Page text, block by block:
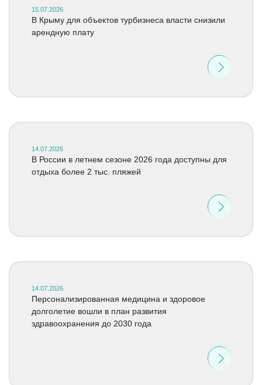
15.07.2026
В Крыму для объектов турбизнеса власти снизили
арендную плату
14.07.2026
В России в летнем сезоне 2026 года доступны для
отдыха более 2 тыс. пляжей
14.07.2026
Персонализированная медицина и здоровое
долголетие вошли в план развития
здравоохранения до 2030 года